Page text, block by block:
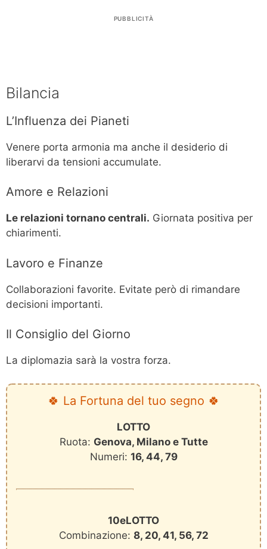
PUBBLICITÀ
Bilancia
L’Influenza dei Pianeti
Venere porta armonia ma anche il desiderio di
liberarvi da tensioni accumulate.
Amore e Relazioni
Le relazioni tornano centrali. Giornata positiva per
chiarimenti.
Lavoro e Finanze
Collaborazioni favorite. Evitate però di rimandare
decisioni importanti.
Il Consiglio del Giorno
La diplomazia sarà la vostra forza.
🍀 La Fortuna del tuo segno 🍀
LOTTO
Ruota: Genova, Milano e Tutte
Numeri: 16, 44, 79
10eLOTTO
Combinazione: 8, 20, 41, 56, 72